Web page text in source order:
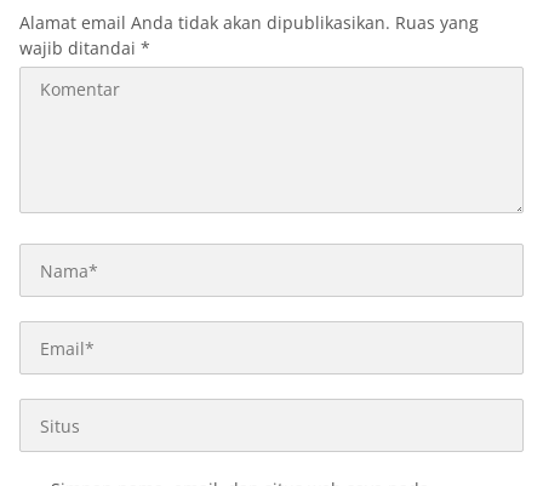
Alamat email Anda tidak akan dipublikasikan. Ruas yang
wajib ditandai *